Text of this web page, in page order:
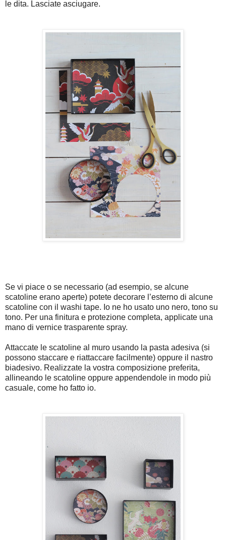
le dita. Lasciate asciugare.
Se vi piace o se necessario (ad esempio, se alcune
scatoline erano aperte) potete decorare l’esterno di alcune
scatoline con il washi tape. Io ne ho usato uno nero, tono su
tono. Per una finitura e protezione completa, applicate una
mano di vernice trasparente spray.
Attaccate le scatoline al muro usando la pasta adesiva (si
possono staccare e riattaccare facilmente) oppure il nastro
biadesivo. Realizzate la vostra composizione preferita,
allineando le scatoline oppure appendendole in modo più
casuale, come ho fatto io.